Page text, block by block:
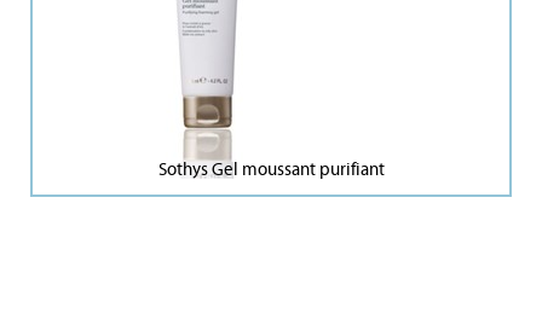
Sothys Gel moussant purifiant